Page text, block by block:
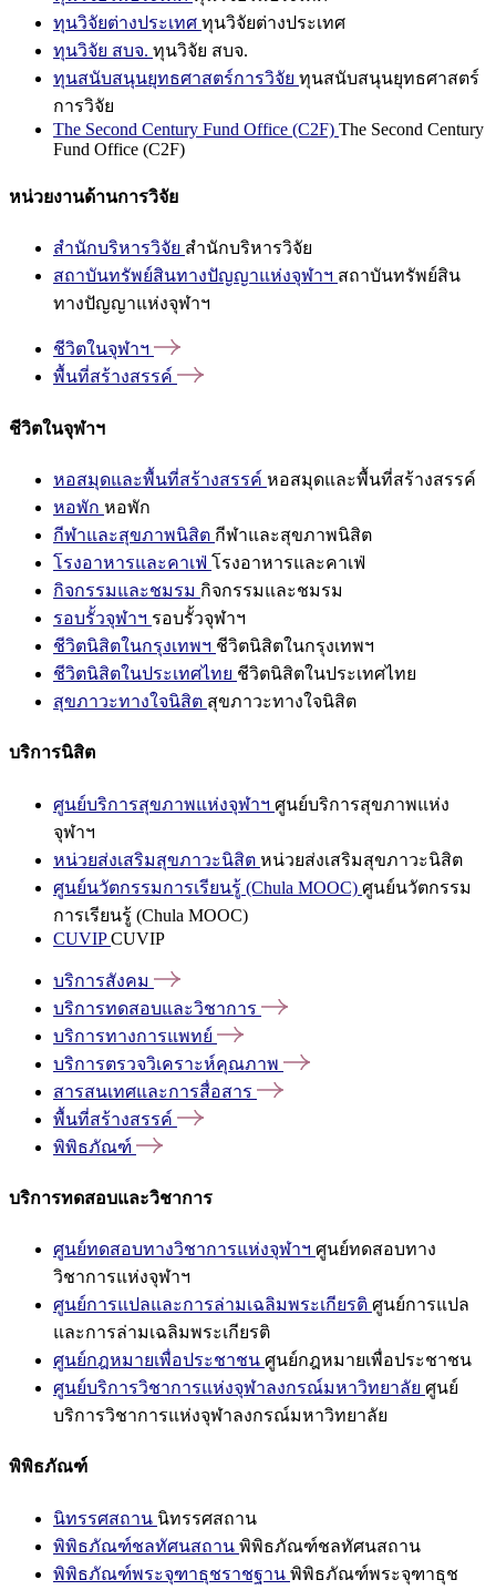
ทุนวิจัยต่างประเทศ ทุนวิจัยต่างประเทศ
ทุนวิจัย สบจ. ทุนวิจัย สบจ.
ทุนสนับสนุนยุทธศาสตร์การวิจัย ทุนสนับสนุนยุทธศาสตร์
การวิจัย
The Second Century Fund Office (C2F) The Second Century
Fund Office (C2F)
หน่วยงานด้านการวิจัย
สำนักบริหารวิจัย สำนักบริหารวิจัย
สถาบันทรัพย์สินทางปัญญาแห่งจุฬาฯ สถาบันทรัพย์สิน
ทางปัญญาแห่งจุฬาฯ
ชีวิตในจุฬาฯ
พื้นที่สร้างสรรค์
ชีวิตในจุฬาฯ
หอสมุดและพื้นที่สร้างสรรค์ หอสมุดและพื้นที่สร้างสรรค์
หอพัก หอพัก
กีฬาและสุขภาพนิสิต กีฬาและสุขภาพนิสิต
โรงอาหารและคาเฟ่ โรงอาหารและคาเฟ่
กิจกรรมและชมรม กิจกรรมและชมรม
รอบรั้วจุฬาฯ รอบรั้วจุฬาฯ
ชีวิตนิสิตในกรุงเทพฯ ชีวิตนิสิตในกรุงเทพฯ
ชีวิตนิสิตในประเทศไทย ชีวิตนิสิตในประเทศไทย
สุขภาวะทางใจนิสิต สุขภาวะทางใจนิสิต
บริการนิสิต
ศูนย์บริการสุขภาพแห่งจุฬาฯ ศูนย์บริการสุขภาพแห่ง
จุฬาฯ
หน่วยส่งเสริมสุขภาวะนิสิต หน่วยส่งเสริมสุขภาวะนิสิต
ศูนย์นวัตกรรมการเรียนรู้ (Chula MOOC) ศูนย์นวัตกรรม
การเรียนรู้ (Chula MOOC)
CUVIPCUVIP
บริการสังคม
บริการทดสอบและวิชาการ
บริการทางการแพทย์
บริการตรวจวิเคราะห์คุณภาพ
สารสนเทศและการสื่อสาร
พื้นที่สร้างสรรค์
พิพิธภัณฑ์
บริการทดสอบและวิชาการ
ศูนย์ทดสอบทางวิชาการแห่งจุฬาฯ ศูนย์ทดสอบทาง
วิชาการแห่งจุฬาฯ
ศูนย์การแปลและการล่ามเฉลิมพระเกียรติ ศูนย์การแปล
และการล่ามเฉลิมพระเกียรติ
ศูนย์กฎหมายเพื่อประชาชน ศูนย์กฎหมายเพื่อประชาชน
ศูนย์บริการวิชาการแห่งจุฬาลงกรณ์มหาวิทยาลัย ศูนย์
บริการวิชาการแห่งจุฬาลงกรณ์มหาวิทยาลัย
พิพิธภัณฑ์
นิทรรศสถาน นิทรรศสถาน
พิพิธภัณฑ์ชลทัศนสถาน พิพิธภัณฑ์ชลทัศนสถาน
พิพิธภัณฑ์พระจุฑาธุชราชฐาน พิพิธภัณฑ์พระจุฑาธุช